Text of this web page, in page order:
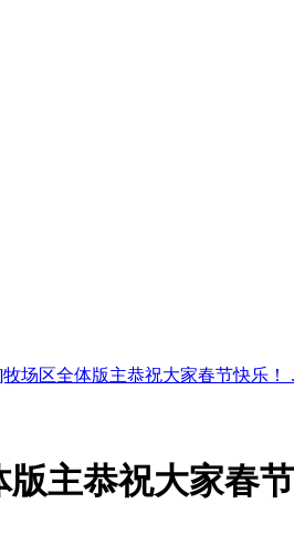
牧场区全体版主恭祝大家春节快乐！
主恭祝大家春节